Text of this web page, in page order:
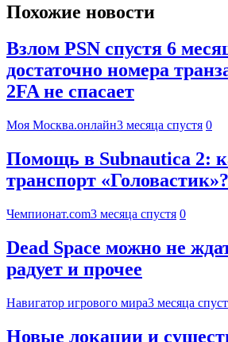
Похожие новости
Взлом PSN спустя 6
достаточно номера
2FA не спасает
Моя Москва.онлайн3 месяца спустя 0
Помощь в Subnautica 2:
транспорт «Головастик»?
Чемпионат.com3 месяца спустя 0
Dead Space можно не
радует и прочее
Навигатор игрового мира3 месяца
Новые локации и